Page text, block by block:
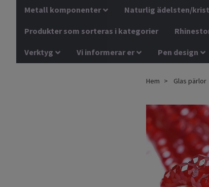
Metall komponenter Naturlig ädelsten/
Produkter som sorteras i kategorier
Verktyg Vi informerar er Pen design
Hem Glas pärlor